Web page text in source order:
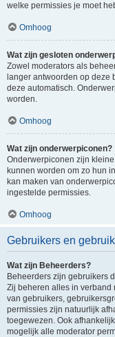
welke permissies je moet
Omhoog
Wat zijn gesloten
Zowel moderators als
langer antwoorden op deze
deze automatisch.
worden.
Omhoog
Wat zijn onderwerpiconen?
Onderwerpiconen zijn
kunnen worden om zo hun
kan maken van
ingestelde permissies.
Omhoog
Gebruikers en
Wat zijn Beheerders?
Beheerders zijn gebruikers
Zij beheren alles in verband
van gebruikers,
permissies zijn natuurlijk
toegewezen. Ook
mogelijk alle moderator